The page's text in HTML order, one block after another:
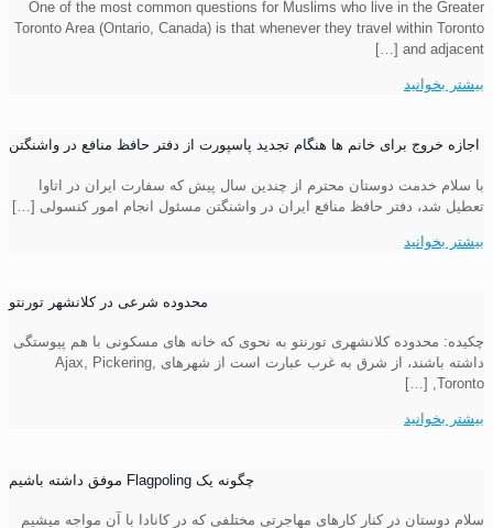
One of the most common questions for Muslims who live in the Greater
Toronto Area (Ontario, Canada) is that whenever they travel within Toronto
and adjacent
[…]
بیشتر بخوانید
اجازه خروج برای خانم ها هنگام تجدید پاسپورت از دفتر حافظ منافع در واشنگتن
با سلام خدمت دوستان محترم از چندین سال پیش که سفارت ایران در اتاوا
تعطیل شد، دفتر حافظ منافع ایران در واشنگتن مسئول انجام امور کنسولی […]
بیشتر بخوانید
محدوده شرعی در کلانشهر تورنتو
چکیده: محدوده کلانشهری تورنتو به نحوی که خانه های مسکونی با هم پیوستگی
داشته باشند، از شرق به غرب عبارت است از شهرهای Ajax, Pickering,
Toronto,
[…]
بیشتر بخوانید
چگونه یک Flagpoling موفق داشته باشیم
سلام دوستان در کنار کارهای مهاجرتی مختلفی که در کانادا با آن مواجه میشیم